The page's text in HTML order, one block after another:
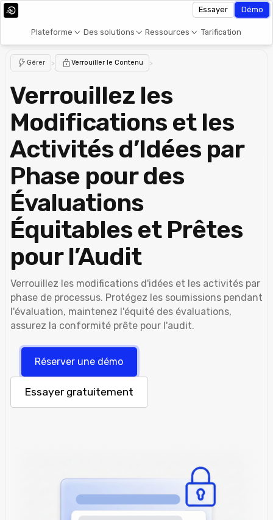
Plateforme Des solutions Ressources Tarification
Essayer Démo
Gérer > Verrouiller le Contenu >
Verrouillez les
Modifications et les
Activités d’Idées par
Phase pour des
Évaluations
Équitables et Prêtes
pour l’Audit
Verrouillez les modifications d'idées et les activités par
phase de processus. Protégez les soumissions pendant
l'évaluation, maintenez l'équité des évaluations,
assurez la conformité prête pour l'audit.
Réserver une démo
Essayer gratuitement